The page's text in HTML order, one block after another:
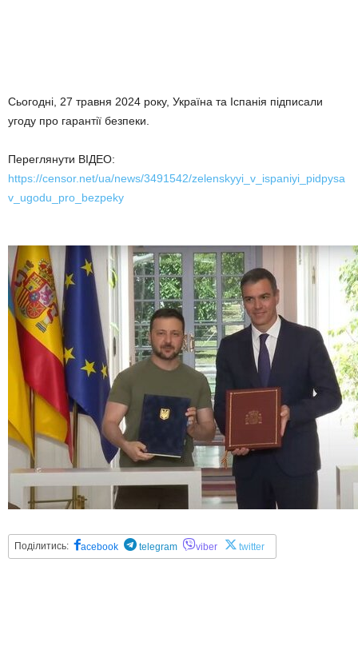
Сьогодні, 27 травня 2024 року, Україна та Іспанія підписали
угоду про гарантії безпеки.
Переглянути ВІДЕО:
https://censor.net/ua/news/3491542/zelenskyyi_v_ispaniyi_pidpysa
v_ugodu_pro_bezpeky
Поділитись: acebook telegram viber twitter